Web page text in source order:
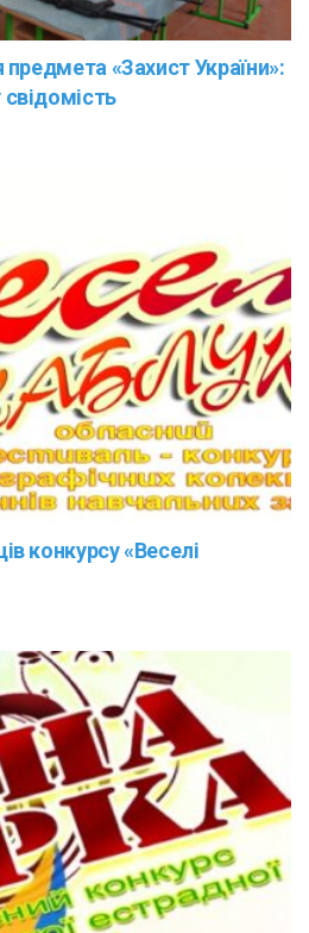
«Захист України»:
конкурсу «Веселі